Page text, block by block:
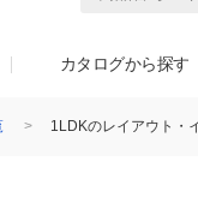
カタログから探す
1LDKのレイアウト・